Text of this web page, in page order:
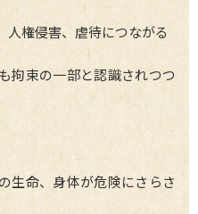
権侵害、虐待につながる
拘束の一部と認識されつつ
命、身体が危険にさらさ